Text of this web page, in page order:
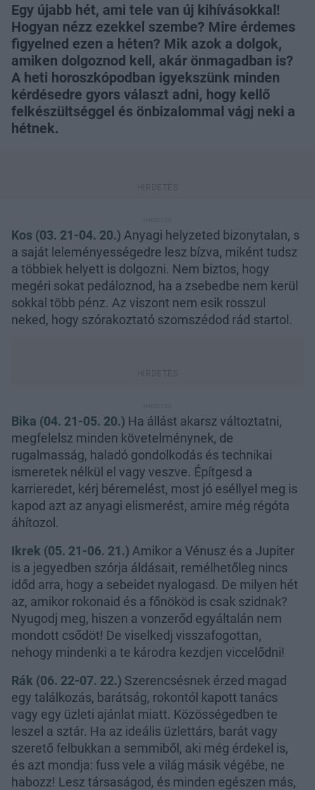
Egy újabb hét, ami tele van új kihívásokkal!
Hogyan nézz ezekkel szembe? Mire érdemes
figyelned ezen a héten? Mik azok a dolgok,
amiken dolgoznod kell, akár önmagadban is?
A heti horoszkópodban igyekszünk minden
kérdésedre gyors választ adni, hogy kellő
felkészültséggel és önbizalommal vágj neki a
hétnek.
Kos (03. 21-04. 20.) Anyagi helyzeted bizonytalan, s
a saját leleményességedre lesz bízva, miként tudsz
a többiek helyett is dolgozni. Nem biztos, hogy
megéri sokat pedáloznod, ha a zsebedbe nem kerül
sokkal több pénz. Az viszont nem esik rosszul
neked, hogy szórakoztató szomszédod rád startol.
Bika (04. 21-05. 20.) Ha állást akarsz változtatni,
megfelelsz minden követelménynek, de
rugalmasság, haladó gondolkodás és technikai
ismeretek nélkül el vagy veszve. Építgesd a
karrieredet, kérj béremelést, most jó eséllyel meg is
kapod azt az anyagi elismerést, amire még régóta
áhítozol.
Ikrek (05. 21-06. 21.) Amikor a Vénusz és a Jupiter
is a jegyedben szórja áldásait, remélhetőleg nincs
időd arra, hogy a sebeidet nyalogasd. De milyen hét
az, amikor rokonaid és a főnököd is csak szidnak?
Nyugodj meg, hiszen a vonzerőd egyáltalán nem
mondott csődöt! De viselkedj visszafogottan,
nehogy mindenki a te károdra kezdjen viccelődni!
Rák (06. 22-07. 22.) Szerencsésnek érzed magad
egy találkozás, barátság, rokontól kapott tanács
vagy egy üzleti ajánlat miatt. Közösségedben te
leszel a sztár. Ha az ideális üzlettárs, barát vagy
szerető felbukkan a semmiből, aki még érdekel is,
és azt mondja: fuss vele a világ másik végébe, ne
habozz! Lesz társaságod, és minden egészen más,